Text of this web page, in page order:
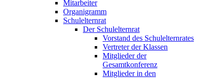
Mitarbeiter
Organigramm
Schulelternrat
Der Schulelternrat
Vorstand des Schulelternrates
Vertreter der Klassen
Mitglieder der
Gesamtkonferenz
Mitglieder in den